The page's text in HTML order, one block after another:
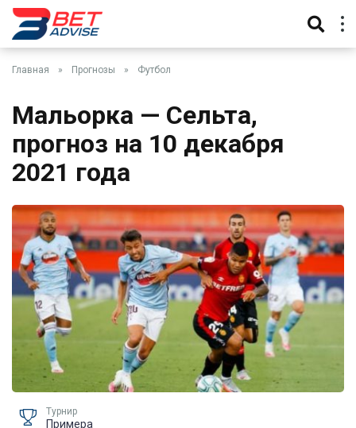
Главная » Прогнозы » Футбол
Мальорка — Сельта,
прогноз на 10 декабря
2021 года
Турнир
Примера